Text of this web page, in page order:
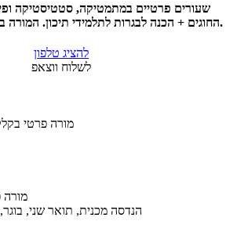
שעורים פרטיים במתמטיקה, סטטיסטיקה
החוגים + הכנה לבגרות לתלמידי תיכון. המורה בעל תואר שני ונסיון רב.
להציג טלפון
לשלוח ווצאפ
מורה
הנדסה מכנית, תואר שני,